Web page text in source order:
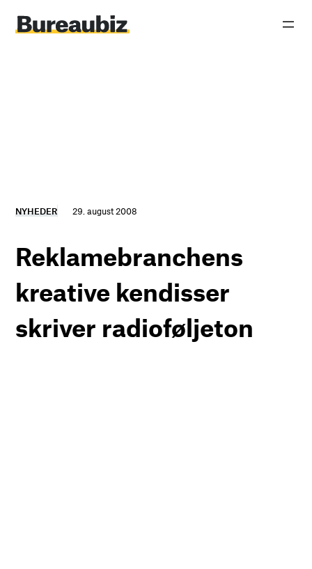
indhold
NYHEDER 29. august 2008
Reklamebranchens
kreative kendisser
skriver radioføljeton